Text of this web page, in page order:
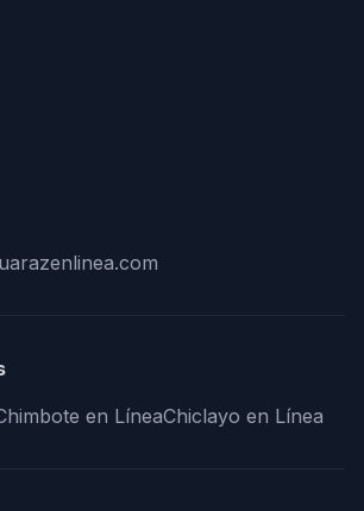
en LíneaChiclayo en Línea